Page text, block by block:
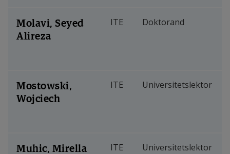
Molavi, Seyed
Alireza
ITE Doktorand
Mostowski,
Wojciech
ITE Universitetslektor
Muhic, Mirella ITE Universitetslektor